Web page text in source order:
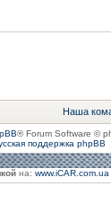
Наша
® Forum Software ©
поддержка phpBB
на: www.iCAR.com.ua